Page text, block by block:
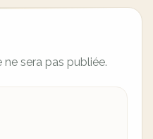
sera pas publiée.